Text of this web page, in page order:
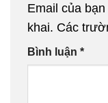
Email của
khai. Các
Bình luận *